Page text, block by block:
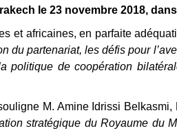
le 23 novembre 2018,
et africaines, en parfaite
partenariat, les défis pour
politique de coopération
M. Amine Idrissi
stratégique du Royaume du